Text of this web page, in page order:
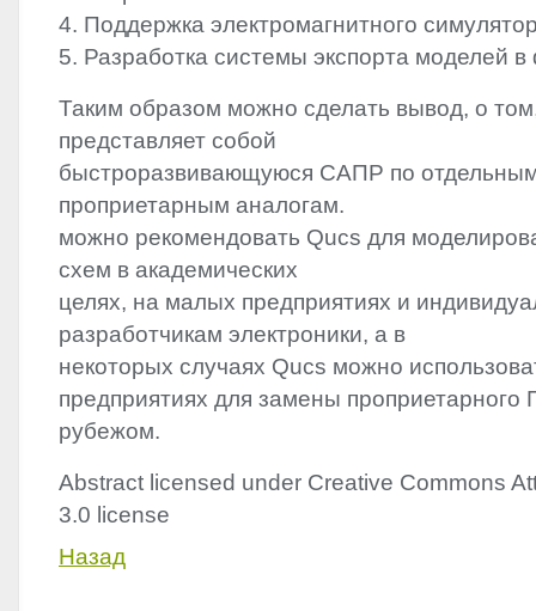
4. Поддержка электромагнитного
5. Разработка системы экспорта моделей
Таким образом можно сделать вывод, о
представляет собой
быстроразвивающуюся САПР по
проприетарным аналогам.
можно рекомендовать Qucs для
схем в академических
целях, на малых предприятиях и
разработчикам электроники, а в
некоторых случаях Qucs можно
предприятиях для замены проприетарного
рубежом.
Abstract licensed under Creative Commons
3.0 license
Назад